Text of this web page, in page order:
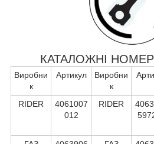
КАТАЛОЖНІ
Виробни
к
Артикул
Виробни
к
RIDER
4061007
012
RIDER